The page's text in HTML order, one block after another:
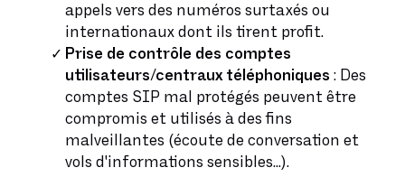
appels vers des numéros surtaxés ou
internationaux dont ils tirent profit.
Prise de contrôle des comptes
utilisateurs/centraux téléphoniques : Des
comptes SIP mal protégés peuvent être
compromis et utilisés à des fins
malveillantes (écoute de conversation et
vols d'informations sensibles...).